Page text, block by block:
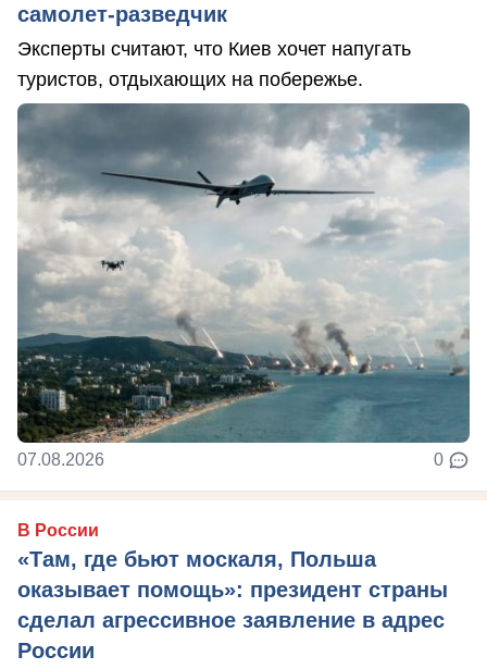
самолет-разведчик
Эксперты считают, что Киев хочет напугать
туристов, отдыхающих на побережье.
07.08.2026 0
В России
«Там, где бьют москаля, Польша
оказывает помощь»: президент страны
сделал агрессивное заявление в адрес
России